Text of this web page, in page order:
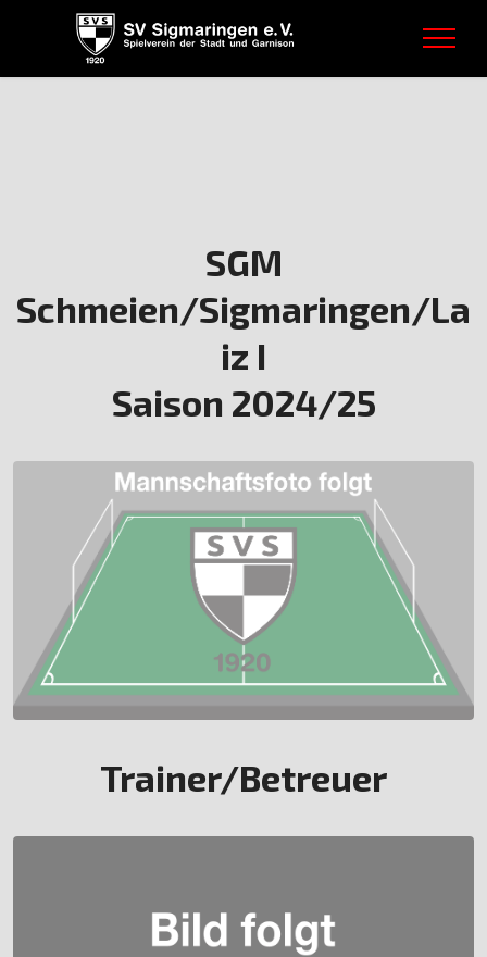
SGM
Schmeien/Sigmaringen/La
iz I
Saison 2024/25
Trainer/Betreuer